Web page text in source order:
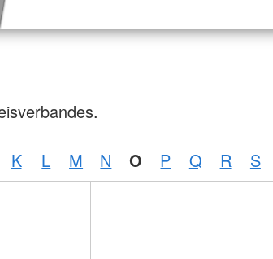
K L M N O P Q R S